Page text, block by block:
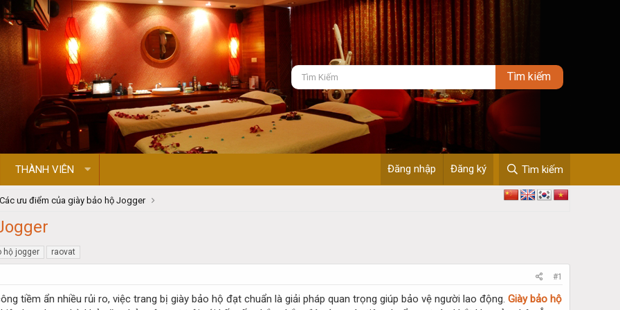
THÀNH VIÊN Đăng nhập Đăng ký Tìm kiếm
Các ưu điểm của giày bảo hộ Jogger
hộ jogger raovat
#1
tiềm ẩn nhiều rủi ro, việc trang bị giày bảo hộ đạt chuẩn là giải pháp quan trọng giúp bảo vệ người lao động. Giày bảo hộ